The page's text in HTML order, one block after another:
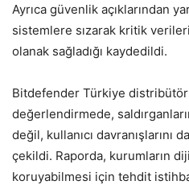
Ayrıca güvenlik açıklarından
sistemlere sızarak kritik
olanak sağladığı kaydedildi.
Bitdefender Türkiye
değerlendirmede,
değil, kullanıcı davranışlarını
çekildi. Raporda, kurumların
koruyabilmesi için tehdit